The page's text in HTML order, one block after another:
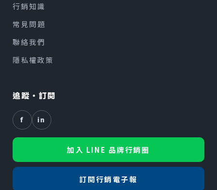
行銷知識
常見問題
聯絡我們
隱私權政策
追蹤・訂閱
f in
加入 LINE 品牌行銷圈
訂閱行銷電子報